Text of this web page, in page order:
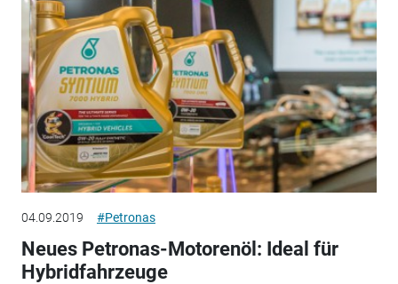
04.09.2019 #Petronas
Neues Petronas-Motorenöl: Ideal für
Hybridfahrzeuge